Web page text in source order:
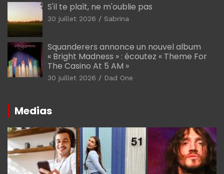
S'il te plaît, ne m'oublie pas
30 juillet 2026 Sabrina
Squanderers annonce un nouvel album
« Bright Madness » : écoutez « Theme For
The Casino At 5 AM »
30 juillet 2026 Dad One
Medias